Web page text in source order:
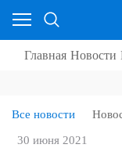
Главная Новости
Все новости
30 июня 2021